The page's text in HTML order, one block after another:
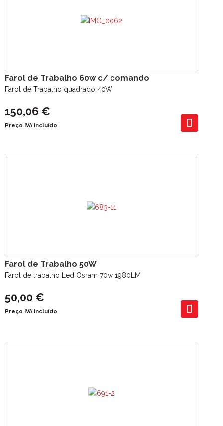
Farol de Trabalho 60w c/ comando
Farol de Trabalho quadrado 40W
150,06 €
Preço IVA incluído
Farol de Trabalho 50W
Farol de trabalho Led Osram 70w 1980LM
50,00 €
Preço IVA incluído